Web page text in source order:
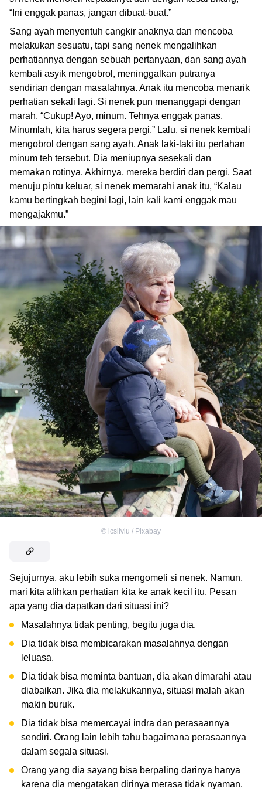
“Ini enggak panas, jangan dibuat-buat.”
Sang ayah menyentuh cangkir anaknya dan mencoba
melakukan sesuatu, tapi sang nenek mengalihkan
perhatiannya dengan sebuah pertanyaan, dan sang ayah
kembali asyik mengobrol, meninggalkan putranya
sendirian dengan masalahnya. Anak itu mencoba menarik
perhatian sekali lagi. Si nenek pun menanggapi dengan
marah, “Cukup! Ayo, minum. Tehnya enggak panas.
Minumlah, kita harus segera pergi.” Lalu, si nenek kembali
mengobrol dengan sang ayah. Anak laki-laki itu perlahan
minum teh tersebut. Dia meniupnya sesekali dan
memakan rotinya. Akhirnya, mereka berdiri dan pergi. Saat
menuju pintu keluar, si nenek memarahi anak itu, “Kalau
kamu bertingkah begini lagi, lain kali kami enggak mau
mengajakmu.”
© icsilviu / Pixabay
Sejujurnya, aku lebih suka mengomeli si nenek. Namun,
mari kita alihkan perhatian kita ke anak kecil itu. Pesan
apa yang dia dapatkan dari situasi ini?
Masalahnya tidak penting, begitu juga dia.
Dia tidak bisa membicarakan masalahnya dengan
leluasa.
Dia tidak bisa meminta bantuan, dia akan dimarahi atau
diabaikan. Jika dia melakukannya, situasi malah akan
makin buruk.
Dia tidak bisa memercayai indra dan perasaannya
sendiri. Orang lain lebih tahu bagaimana perasaannya
dalam segala situasi.
Orang yang dia sayang bisa berpaling darinya hanya
karena dia mengatakan dirinya merasa tidak nyaman.